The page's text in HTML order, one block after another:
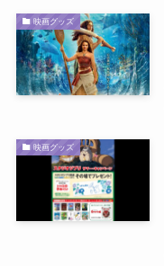
映画グッズ
映画グッズ